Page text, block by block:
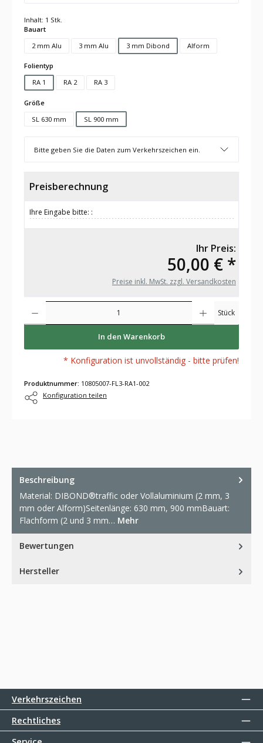
Inhalt: 1 Stk.
Bauartauswählen
2 mm Alu
3 mm Alu 3 mm Dibond Alform
Folientyp
RA 1
RA 2 RA 3
Größeauswählen
SL 630 mm
SL 900 mm
Bitte geben Sie die Daten zum Verkehrszeichen ein.
Preisberechnung
Ihre Eingabe bitte: :
Ihr Preis:
50,00 € *
Preise inkl. MwSt. zzgl. Versandkosten
Produkt Anzahl: Gib den gewünschten Wert ein oder benutze die Schaltflächen um die
Stück
In den Warenkorb
* Konfiguration ist unvollständig - bitte prüfen!
Produktnummer: 10805007-FL3-RA1-002
Konfiguration teilen
Beschreibung
Material: DIBOND®traffic oder Vollaluminium (2 mm, 3
mm oder Alform)Seitenlänge: 630 mm, 900 mmBauart:
Flachform (2 und 3 mm… Mehr
Bewertungen
Hersteller
Verkehrszeichen
Rechtliches